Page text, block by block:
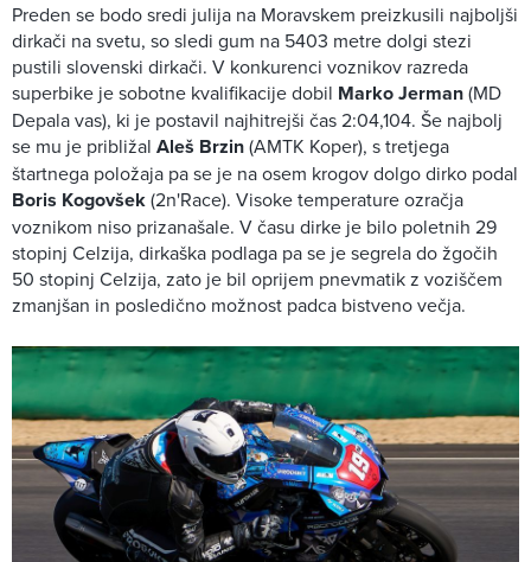
Preden se bodo sredi julija na Moravskem preizkusili najboljši
dirkači na svetu, so sledi gum na 5403 metre dolgi stezi
pustili slovenski dirkači. V konkurenci voznikov razreda
superbike je sobotne kvalifikacije dobil Marko Jerman(MD
Depala vas), ki je postavil najhitrejši čas 2:04,104. Še najbolj
se mu je približal Aleš Brzin(AMTK Koper), s tretjega
štartnega položaja pa se je na osem krogov dolgo dirko podal
Boris Kogovšek(2n'Race). Visoke temperature ozračja
voznikom niso prizanašale. V času dirke je bilo poletnih 29
stopinj Celzija, dirkaška podlaga pa se je segrela do žgočih
50 stopinj Celzija, zato je bil oprijem pnevmatik z voziščem
zmanjšan in posledično možnost padca bistveno večja.